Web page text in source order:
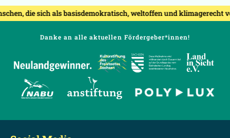
sich als basisdemokratisch, weltoffen und klimagerecht
Danke an alle aktuellen Fördergeber*innen!